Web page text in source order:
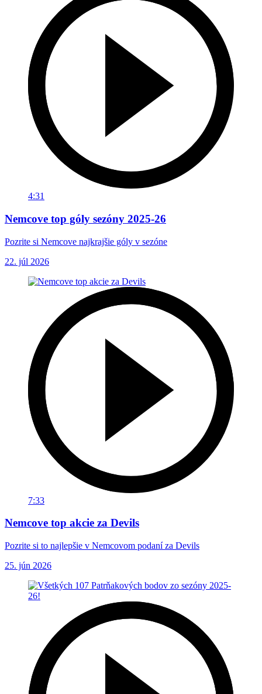
4:31
Nemcove top góly sezóny 2025-26
Pozrite si Nemcove najkrajšie góly v sezóne
22. júl 2026
7:33
Nemcove top akcie za Devils
Pozrite si to najlepšie v Nemcovom podaní za Devils
25. jún 2026